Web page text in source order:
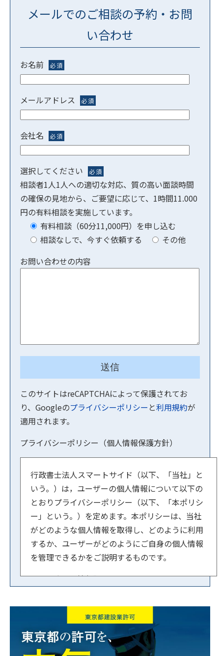
メールでのご相談の予約・お問
い合わせ
お名前 必須
メールアドレス 必須
会社名 必須
選択してください 必須
相談者1人1人への適切な対応、質の高い面談時間
の確保の見地から、ご要望に応じて、1時間11.000
円の有料相談を実施しています。
有料相談（60分11,000円）を申し込む
相談なしで、今すぐ依頼する
その他
お問い合わせの内容
このサイトはreCAPTCHAによって保護されてお
り、Googleのプライバシーポリシー と利用規約が
適用されます。
プライバシーポリシー（個人情報保護方針）
行政書士法人スマートサイド（以下、「当社」と
いう。）は，ユーザーの個人情報について以下の
とおりプライバシーポリシー（以下、「本ポリシ
ー」という。）を定めます。本ポリシーは、当社
がどのような個人情報を取得し、どのように利用
するか、ユーザーがどのようにご自身の個人情報
を管理できるかをご説明するものです。
【１．事業者情報】
住所：東京都文京区小石川1-3-23 ル・ビジュー
代表者：横内 賢郎